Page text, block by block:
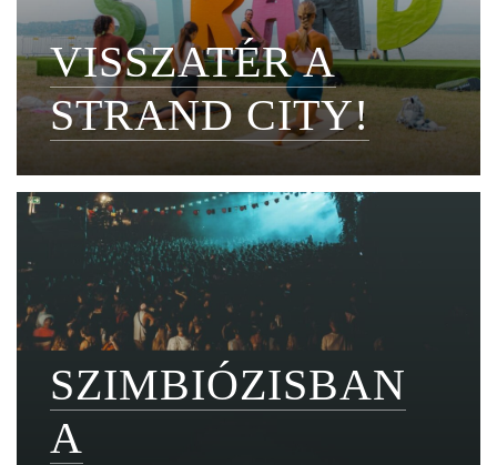
VISSZATÉR A
STRAND CITY!
SZIMBIÓZISBAN
A